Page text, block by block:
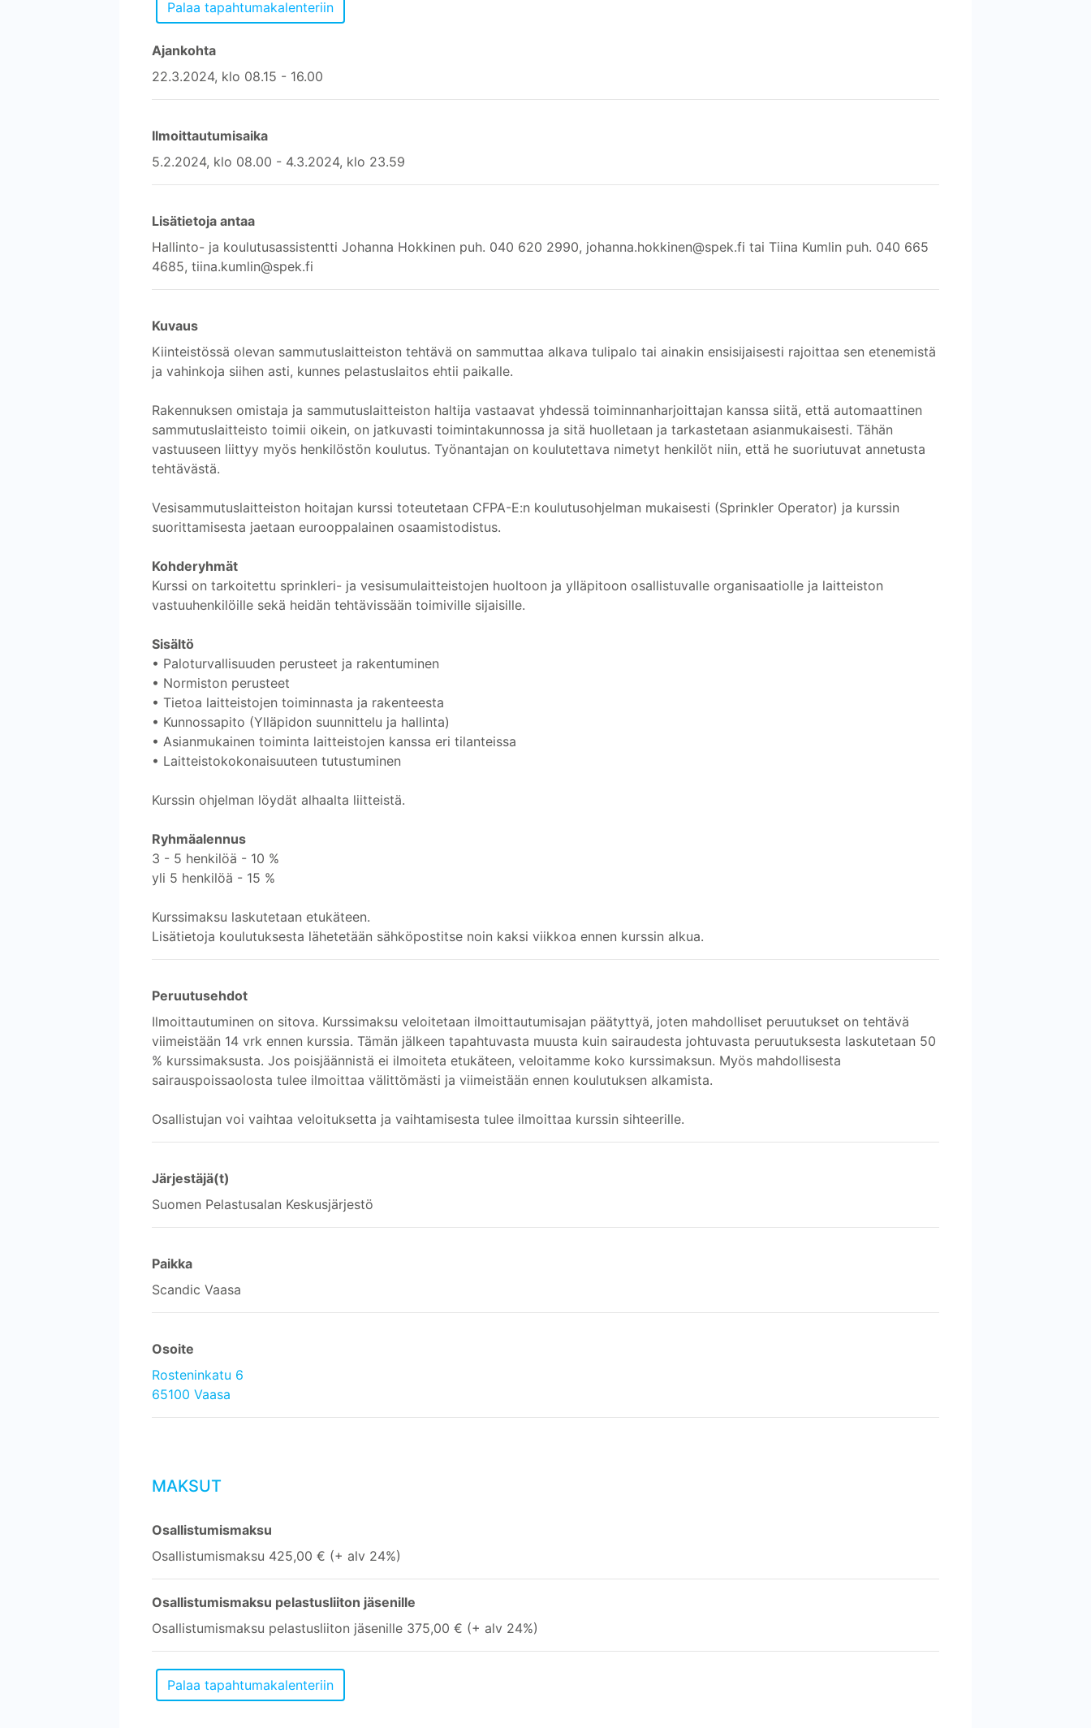
Ajankohta
22.3.2024, klo 08.15 - 16.00
Ilmoittautumisaika
5.2.2024, klo 08.00 - 4.3.2024, klo 23.59
Lisätietoja antaa
Hallinto- ja koulutusassistentti Johanna Hokkinen puh. 040 620 2990, johanna.hokkinen@spek.fi tai Tiina Kumlin puh. 040 665
4685, tiina.kumlin@spek.fi
Kuvaus
Kiinteistössä olevan sammutuslaitteiston tehtävä on sammuttaa alkava tulipalo tai ainakin ensisijaisesti rajoittaa sen etenemistä
ja vahinkoja siihen asti, kunnes pelastuslaitos ehtii paikalle.
Rakennuksen omistaja ja sammutuslaitteiston haltija vastaavat yhdessä toiminnanharjoittajan kanssa siitä, että automaattinen
sammutuslaitteisto toimii oikein, on jatkuvasti toimintakunnossa ja sitä huolletaan ja tarkastetaan asianmukaisesti. Tähän
vastuuseen liittyy myös henkilöstön koulutus. Työnantajan on koulutettava nimetyt henkilöt niin, että he suoriutuvat annetusta
tehtävästä.
Vesisammutuslaitteiston hoitajan kurssi toteutetaan CFPA-E:n koulutusohjelman mukaisesti (Sprinkler Operator) ja kurssin
suorittamisesta jaetaan eurooppalainen osaamistodistus.
Kohderyhmät
Kurssi on tarkoitettu sprinkleri- ja vesisumulaitteistojen huoltoon ja ylläpitoon osallistuvalle organisaatiolle ja laitteiston
vastuuhenkilöille sekä heidän tehtävissään toimiville sijaisille.
Sisältö
• Paloturvallisuuden perusteet ja rakentuminen
• Normiston perusteet
• Tietoa laitteistojen toiminnasta ja rakenteesta
• Kunnossapito (Ylläpidon suunnittelu ja hallinta)
• Asianmukainen toiminta laitteistojen kanssa eri tilanteissa
• Laitteistokokonaisuuteen tutustuminen
Kurssin ohjelman löydät alhaalta liitteistä.
Ryhmäalennus
3 - 5 henkilöä - 10 %
yli 5 henkilöä - 15 %
Kurssimaksu laskutetaan etukäteen.
Lisätietoja koulutuksesta lähetetään sähköpostitse noin kaksi viikkoa ennen kurssin alkua.
Peruutusehdot
Ilmoittautuminen on sitova. Kurssimaksu veloitetaan ilmoittautumisajan päätyttyä, joten mahdolliset peruutukset on tehtävä
viimeistään 14 vrk ennen kurssia. Tämän jälkeen tapahtuvasta muusta kuin sairaudesta johtuvasta peruutuksesta laskutetaan 50
% kurssimaksusta. Jos poisjäännistä ei ilmoiteta etukäteen, veloitamme koko kurssimaksun. Myös mahdollisesta
sairauspoissaolosta tulee ilmoittaa välittömästi ja viimeistään ennen koulutuksen alkamista.
Osallistujan voi vaihtaa veloituksetta ja vaihtamisesta tulee ilmoittaa kurssin sihteerille.
Järjestäjä(t)
Suomen Pelastusalan Keskusjärjestö
Paikka
Scandic Vaasa
Osoite
Rosteninkatu 6
65100 Vaasa
MAKSUT
Osallistumismaksu
Osallistumismaksu 425,00 € (+ alv 24%)
Osallistumismaksu pelastusliiton jäsenille
Osallistumismaksu pelastusliiton jäsenille 375,00 € (+ alv 24%)